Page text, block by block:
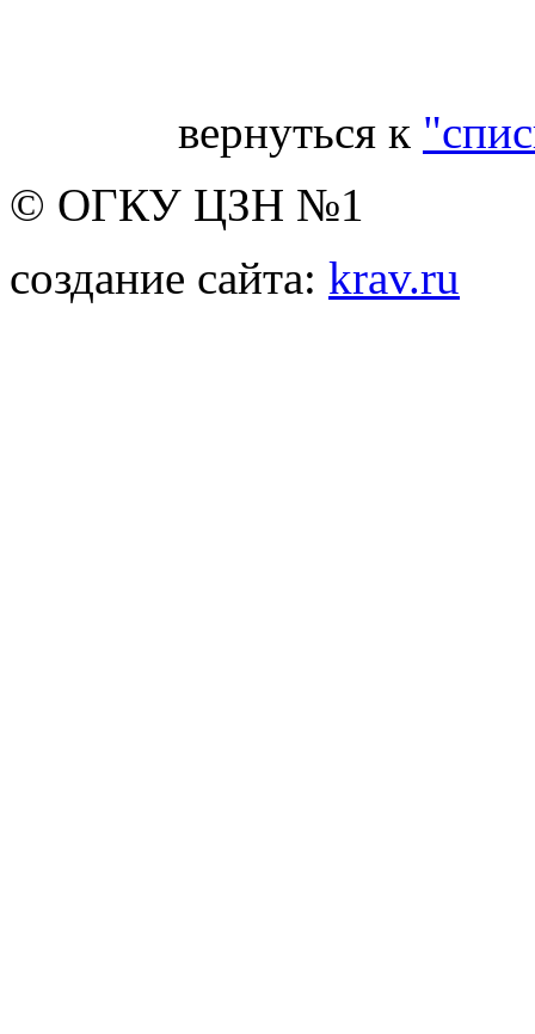
вернуться к
© ОГКУ ЦЗН №1
создание сайта: krav.ru